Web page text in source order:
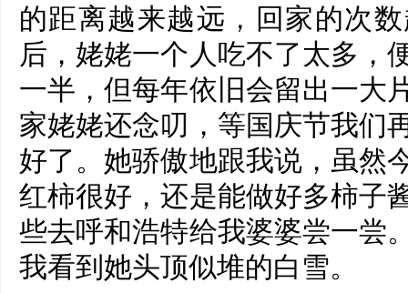
的距离越来越远，回家的次
后，姥姥一个人吃不了太多，
一半，但每年依旧会留出一大
家姥姥还念叨，等国庆节我们
好了。她骄傲地跟我说，虽然
红柿很好，还是能做好多柿子
些去呼和浩特给我婆婆尝一尝
我看到她头顶似堆的白雪。